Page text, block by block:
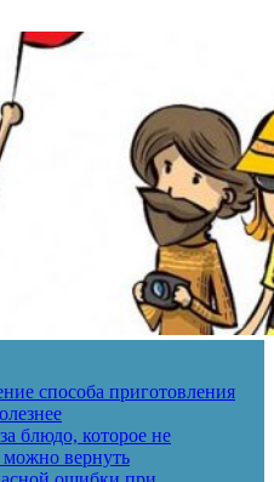
способа приготовления
блюдо, которое не
можно вернуть